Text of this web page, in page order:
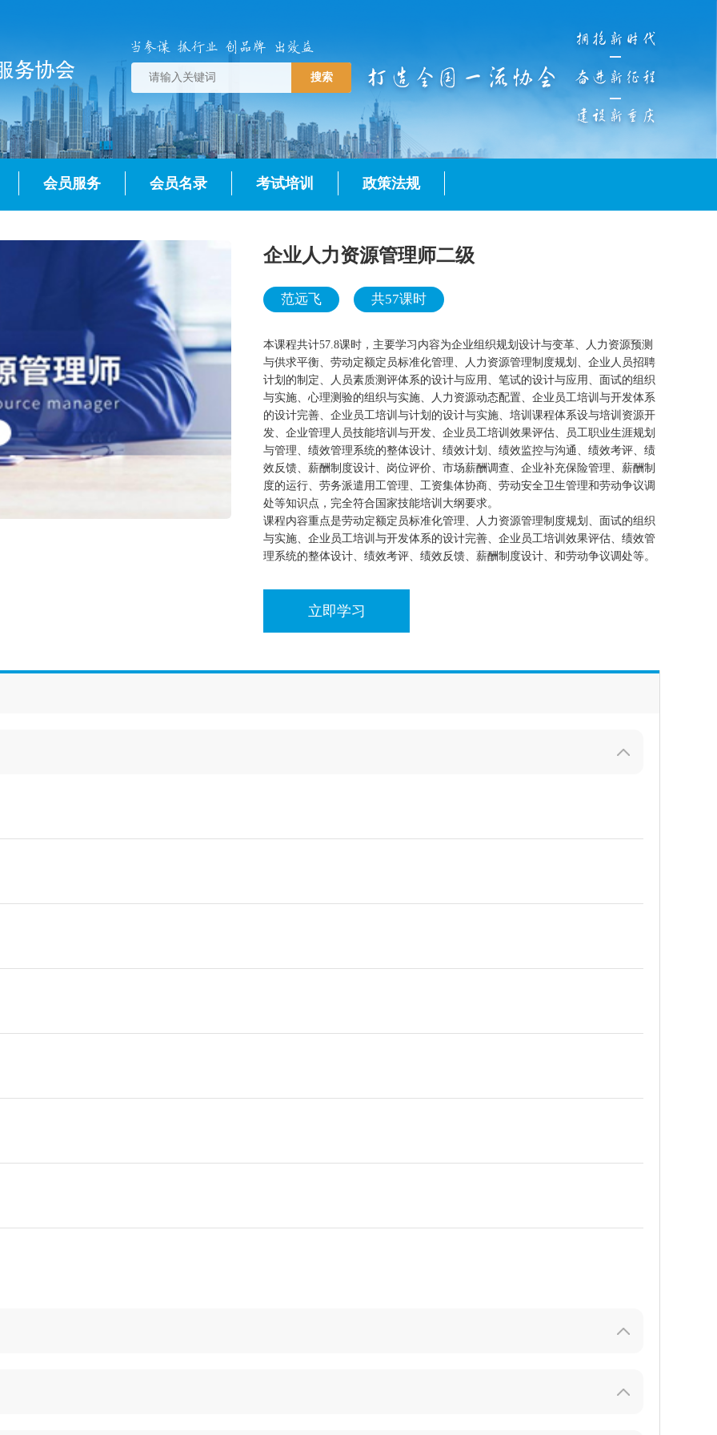
搜索
会员服务 会员名录 考试培训 政策法规
企业人力资源管理师二级
范远飞 共57课时
本课程共计57.8课时，主要学习内容为企业组织规划设计与变革、人力资源预测
与供求平衡、劳动定额定员标准化管理、人力资源管理制度规划、企业人员招聘
计划的制定、人员素质测评体系的设计与应用、笔试的设计与应用、面试的组织
与实施、心理测验的组织与实施、人力资源动态配置、企业员工培训与开发体系
的设计完善、企业员工培训与计划的设计与实施、培训课程体系设与培训资源开
发、企业管理人员技能培训与开发、企业员工培训效果评估、员工职业生涯规划
与管理、绩效管理系统的整体设计、绩效计划、绩效监控与沟通、绩效考评、绩
效反馈、薪酬制度设计、岗位评价、市场薪酬调查、企业补充保险管理、薪酬制
度的运行、劳务派遣用工管理、工资集体协商、劳动安全卫生管理和劳动争议调
处等知识点，完全符合国家技能培训大纲要求。
课程内容重点是劳动定额定员标准化管理、人力资源管理制度规划、面试的组织
与实施、企业员工培训与开发体系的设计完善、企业员工培训效果评估、绩效管
理系统的整体设计、绩效考评、绩效反馈、薪酬制度设计、和劳动争议调处等。
立即学习